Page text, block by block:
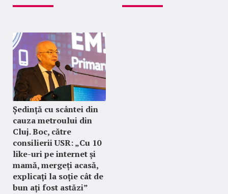
Ședință cu scântei din
cauza metroului din
Cluj. Boc, către
consilierii USR: „Cu 10
like-uri pe internet și
mamă, mergeți acasă,
explicați la soție cât de
bun ați fost astăzi”